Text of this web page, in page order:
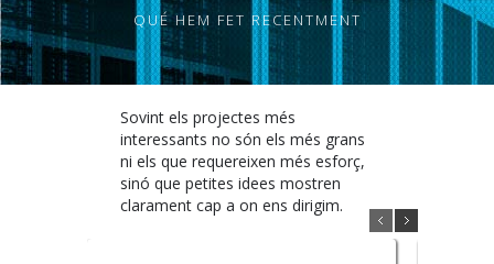
QUÉ HEM FET RECENTMENT
Sovint els projectes més
interessants no són els més grans
ni els que requereixen més esforç,
sinó que petites idees mostren
clarament cap a on ens dirigim.